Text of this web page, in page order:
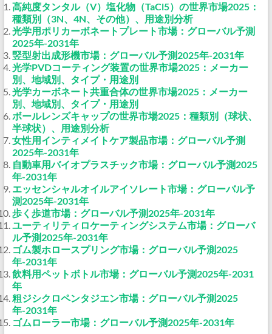
高純度タンタル（V）塩化物（TaCl5）の世界市場2025：
種類別（3N、4N、その他）、用途別分析
光学用ポリカーボネートプレート市場：グローバル予測
2025年-2031年
竪型射出成形機市場：グローバル予測2025年-2031年
光学PVDコーティング装置の世界市場2025：メーカー
別、地域別、タイプ・用途別
光学カーボネート共重合体の世界市場2025：メーカー
別、地域別、タイプ・用途別
ボールレンズキャップの世界市場2025：種類別（球状、
半球状）、用途別分析
女性用インティメイトケア製品市場：グローバル予測
2025年-2031年
自動車用バイオプラスチック市場：グローバル予測2025
年-2031年
エッセンシャルオイルアイソレート市場：グローバル予
測2025年-2031年
歩く歩道市場：グローバル予測2025年-2031年
ユーティリティロケーティングシステム市場：グローバ
ル予測2025年-2031年
ゴム製ホロースプリング市場：グローバル予測2025
年-2031年
飲料用ペットボトル市場：グローバル予測2025年-2031
年
粗ジシクロペンタジエン市場：グローバル予測2025
年-2031年
ゴムローラー市場：グローバル予測2025年-2031年